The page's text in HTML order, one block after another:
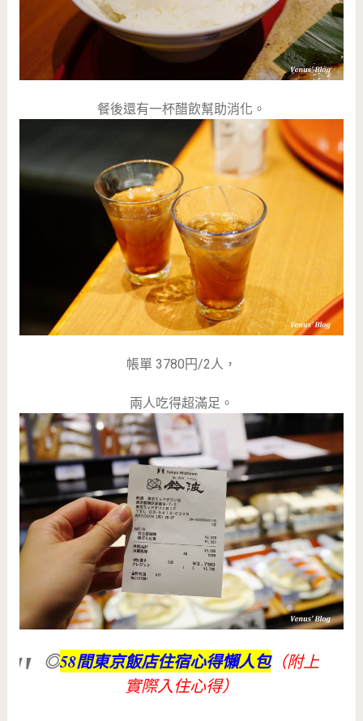
餐後還有一杯醋飲幫助消化。
帳單 3780円/2人，
兩人吃得超滿足。
◎58間東京飯店住宿心得懶人包（附上
實際入住心得）